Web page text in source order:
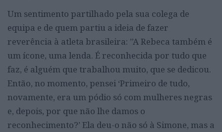
Um sentimento partilhado pela sua colega de
equipa e de quem partiu a ideia de fazer
reverência à atleta brasileira: ”A Rebeca também é
um ícone, uma lenda. É reconhecida por tudo que
faz, é alguém que trabalhou muito, que se dedicou.
Então, no momento, pensei ‘Primeiro de tudo,
novamente, era um pódio só com mulheres negras
e, depois, por que não lhe damos o
reconhecimento?’ Ela deu-o não só à Simone, mas a